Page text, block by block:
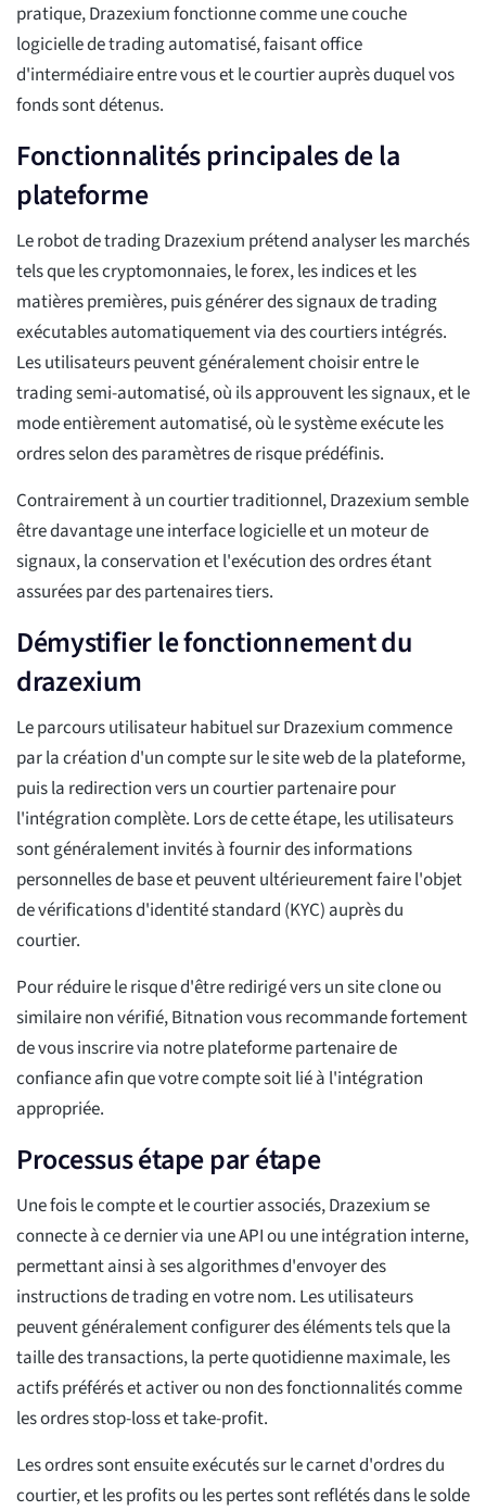
pratique, Drazexium fonctionne comme une couche
logicielle de trading automatisé, faisant office
d'intermédiaire entre vous et le courtier auprès duquel vos
fonds sont détenus.
Fonctionnalités principales de la
plateforme
Le robot de trading Drazexium prétend analyser les marchés
tels que les cryptomonnaies, le forex, les indices et les
matières premières, puis générer des signaux de trading
exécutables automatiquement via des courtiers intégrés.
Les utilisateurs peuvent généralement choisir entre le
trading semi-automatisé, où ils approuvent les signaux, et le
mode entièrement automatisé, où le système exécute les
ordres selon des paramètres de risque prédéfinis.
Contrairement à un courtier traditionnel, Drazexium semble
être davantage une interface logicielle et un moteur de
signaux, la conservation et l'exécution des ordres étant
assurées par des partenaires tiers.
Démystifier le fonctionnement du
drazexium
Le parcours utilisateur habituel sur Drazexium commence
par la création d'un compte sur le site web de la plateforme,
puis la redirection vers un courtier partenaire pour
l'intégration complète. Lors de cette étape, les utilisateurs
sont généralement invités à fournir des informations
personnelles de base et peuvent ultérieurement faire l'objet
de vérifications d'identité standard (KYC) auprès du
courtier.
Pour réduire le risque d'être redirigé vers un site clone ou
similaire non vérifié, Bitnation vous recommande fortement
de vous inscrire via notre plateforme partenaire de
confiance afin que votre compte soit lié à l'intégration
appropriée.
Processus étape par étape
Une fois le compte et le courtier associés, Drazexium se
connecte à ce dernier via une API ou une intégration interne,
permettant ainsi à ses algorithmes d'envoyer des
instructions de trading en votre nom. Les utilisateurs
peuvent généralement configurer des éléments tels que la
taille des transactions, la perte quotidienne maximale, les
actifs préférés et activer ou non des fonctionnalités comme
les ordres stop-loss et take-profit.
Les ordres sont ensuite exécutés sur le carnet d'ordres du
courtier, et les profits ou les pertes sont reflétés dans le solde